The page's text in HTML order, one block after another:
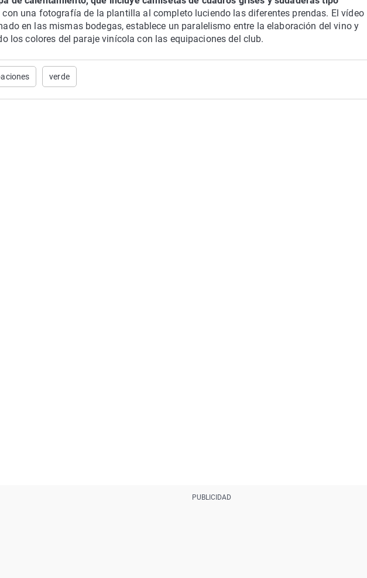
con una fotografía de la plantilla al completo luciendo las diferentes prendas. El vídeo
en las mismas bodegas, establece un paralelismo entre la elaboración del vino y
los colores del paraje vinícola con las equipaciones del club.
verde